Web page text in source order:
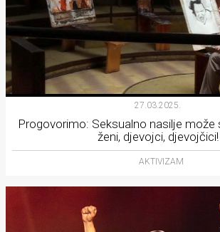
27.03.2025.
Progovorimo: Seksualno nasilje može
ženi, djevojci, djevojčici!
AKTIVIZAM